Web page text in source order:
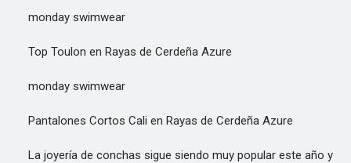
monday swimwear
Top Toulon en Rayas de Cerdeña Azure
monday swimwear
Pantalones Cortos Cali en Rayas de Cerdeña Azure
La joyería de conchas sigue siendo muy popular este año y